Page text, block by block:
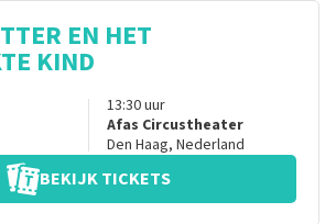
EN HET
KIND
13:30uur
Afas Circustheater
Den Haag, Nederland
BEKIJK TICKETS